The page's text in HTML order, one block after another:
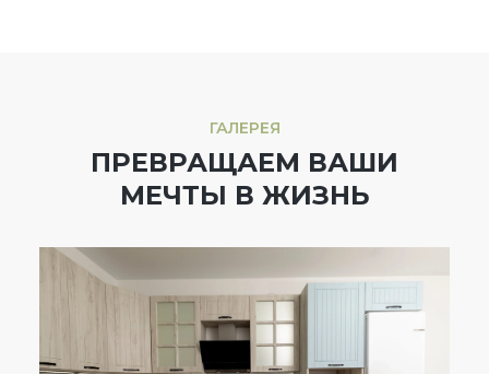
ГАЛЕРЕЯ
ПРЕВРАЩАЕМ ВАШИ
МЕЧТЫ В ЖИЗНЬ